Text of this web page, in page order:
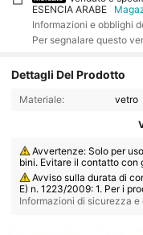
ESENCIA ARABE
Informazioni e obblighi
Per segnalare questo
Dettagli Del Prodotto
Materiale: vetro
Avvertenze: Solo per
bini. Evitare il contatto con
a. Interrompere l'uso in
Avviso sulla durata di
E) n. 1223/2009: 1. Per i
≤ 30 mesi: la data di
Informazioni di sicurezza e